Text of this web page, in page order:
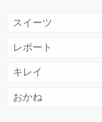
スイーツ
レポート
キレイ
おかね